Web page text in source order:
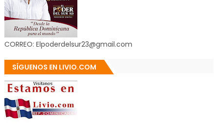
CORREO: Elpoderdelsur23@gmail.com
SÍGUENOS EN LIVIO.COM